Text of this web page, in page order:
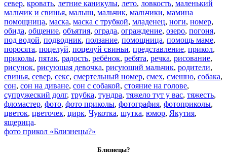
север, кровать, летние каникулы, лето, ловкость, маленький
мальчик и свинья, малыш, мальчик, мальчики, мамина
помощница, маска, маска с трубкой, младенец, ноги, номер,
обида, общение, объятия, ограда, ограждение, озеро, погоня,
под водой, подводник, ползание, помощница, помощь маме,
поросята, поцелуй, поцелуй свиньи, представление, прикол,
приколы, пятак, радость, ребёнок, ребята, речка, рисование,
рисунок, рисующая девочка, рисующий мальчик, родители,
свинья, север, секс, смертельный номер, смех, смешно, собака,
сон, сон на диване, сон с собакой, стояние на голове,
супружеский долг, трубка, тундра, тяжело тут у вас, тяжесть,
фломастер, фото, фото приколы, фотография, фотоприколы,
цветок, цветочек, цирк, Чукотка, шутка, юмор, Якутия,
ящерица.
фото прикол «Близнецы?»
Близнецы?